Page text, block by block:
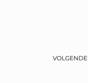
VOLGENDE